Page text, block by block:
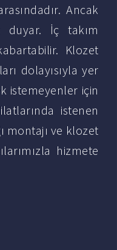
Ancak
İç takım
Klozet
dolayısıyla yer
istemeyenler için
istenen
montajı ve klozet
hizmete